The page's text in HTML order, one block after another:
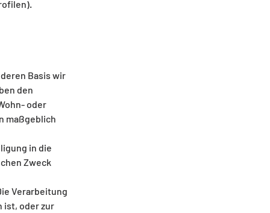
Basis wir
den
oder
maßgeblich
in die
Zweck
Verarbeitung
ist, oder zur